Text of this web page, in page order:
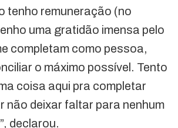
tenho remuneração (no
uma gratidão imensa pelo
completam como pessoa,
o máximo possível. Tento
coisa aqui pra completar
não deixar faltar para nenhum
declarou.